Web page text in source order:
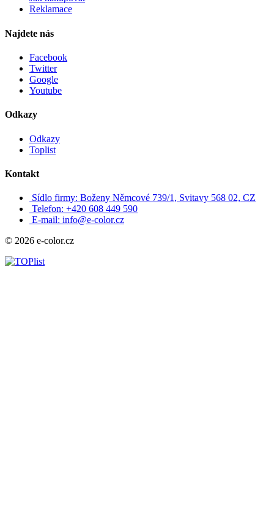
Reklamace
Najdete nás
Facebook
Twitter
Google
Youtube
Odkazy
Odkazy
Toplist
Kontakt
Sídlo firmy: Boženy Němcové 739/1, Svitavy 568 02, CZ
Telefon: +420 608 449 590
E-mail: info@e-color.cz
© 2026 e-color.cz